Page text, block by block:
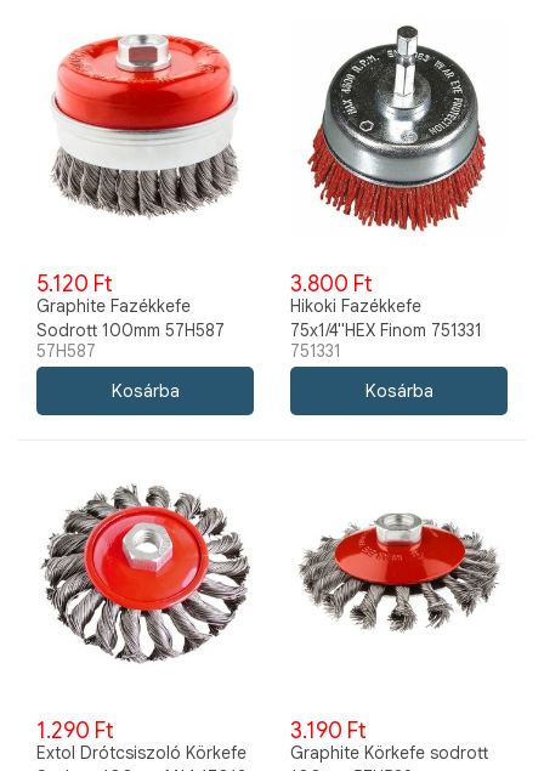
5.120 Ft
Graphite Fazékkefe
Sodrott 100mm 57H587
57H587
3.800 Ft
Hikoki Fazékkefe
75x1/4"HEX Finom 751331
751331
1.290 Ft
Extol Drótcsiszoló Körkefe
3.190 Ft
Graphite Körkefe sodrott